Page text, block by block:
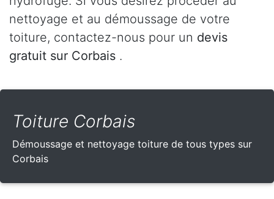
nettoyage et au démoussage de votre
toiture, contactez-nous pour un devis
gratuit sur Corbais .
Toiture Corbais
Démoussage et nettoyage toiture de tous types sur
Corbais